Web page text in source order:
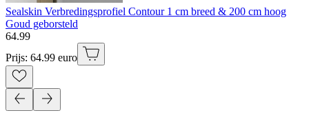
Sealskin Verbredingsprofiel Contour 1 cm breed & 200 cm hoog
Goud geborsteld
64.99
Prijs: 64.99 euro